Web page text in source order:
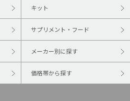
キット
サプリメント・フード
メーカー別に探す
価格帯から探す